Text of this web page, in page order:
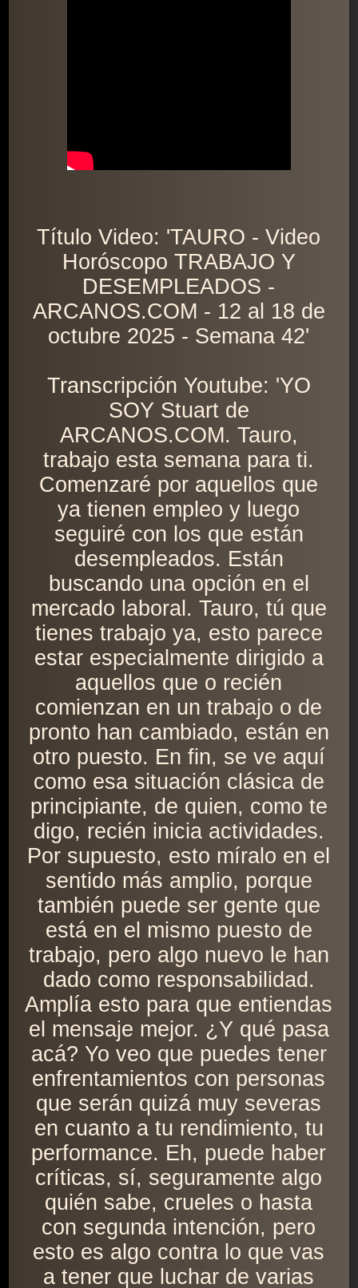
Título Video: 'TAURO - Video
Horóscopo TRABAJO Y
DESEMPLEADOS -
ARCANOS.COM - 12 al 18 de
octubre 2025 - Semana 42'
Transcripción Youtube: 'YO
SOY Stuart de
ARCANOS.COM. Tauro,
trabajo esta semana para ti.
Comenzaré por aquellos que
ya tienen empleo y luego
seguiré con los que están
desempleados. Están
buscando una opción en el
mercado laboral. Tauro, tú que
tienes trabajo ya, esto parece
estar especialmente dirigido a
aquellos que o recién
comienzan en un trabajo o de
pronto han cambiado, están en
otro puesto. En fin, se ve aquí
como esa situación clásica de
principiante, de quien, como te
digo, recién inicia actividades.
Por supuesto, esto míralo en el
sentido más amplio, porque
también puede ser gente que
está en el mismo puesto de
trabajo, pero algo nuevo le han
dado como responsabilidad.
Amplía esto para que entiendas
el mensaje mejor. ¿Y qué pasa
acá? Yo veo que puedes tener
enfrentamientos con personas
que serán quizá muy severas
en cuanto a tu rendimiento, tu
performance. Eh, puede haber
críticas, sí, seguramente algo
quién sabe, crueles o hasta
con segunda intención, pero
esto es algo contra lo que vas
a tener que luchar de varias